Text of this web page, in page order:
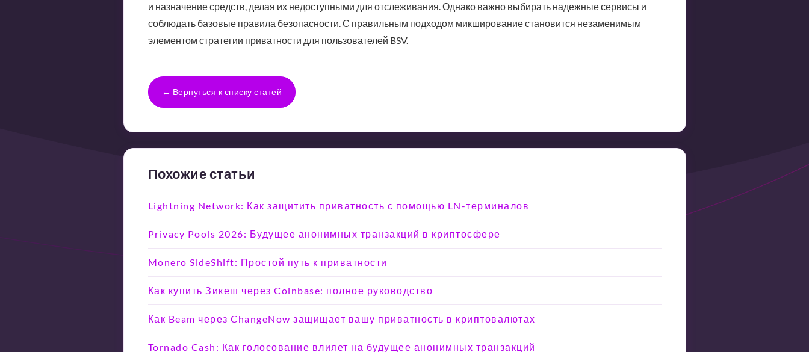
и назначение средств, делая их недоступными для отслеживания. Однако важно выбирать надежные сервисы и
соблюдать базовые правила безопасности. С правильным подходом микширование становится незаменимым
элементом стратегии приватности для пользователей BSV.
← Вернуться к списку статей
Похожие статьи
Lightning Network: Как защитить приватность с помощью LN-терминалов
Privacy Pools 2026: Будущее анонимных транзакций в криптосфере
Monero SideShift: Простой путь к приватности
Как купить Зикеш через Coinbase: полное руководство
Как Beam через ChangeNow защищает вашу приватность в криптовалютах
Tornado Cash: Как голосование влияет на будущее анонимных транзакций